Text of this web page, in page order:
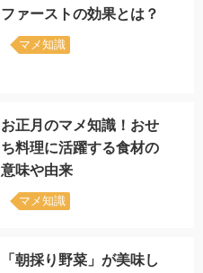
ファーストの効果とは？
マメ知識
お正月のマメ知識！おせ
ち料理に活躍する食材の
意味や由来
マメ知識
「朝採り野菜」が美味し